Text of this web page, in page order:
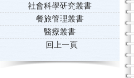
社會科學研究叢書
餐旅管理叢書
醫療叢書
回上一頁